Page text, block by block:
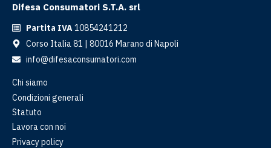
Difesa Consumatori S.T.A. srl
Partita IVA10854241212
Corso Italia 81 | 80016 Marano di Napoli
info@difesaconsumatori.com
Chi siamo
Condizioni generali
Statuto
Lavora con noi
Privacy policy